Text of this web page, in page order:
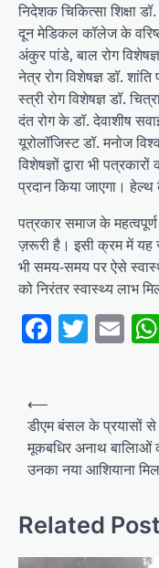
निदेशक चिकित्सा शिक्षा
दून मेडिकल कॉलेज के
अंकुर पांडे, बाल रोग
नेत्र रोग विशेषज्ञ डॉ.
स्त्री रोग विशेषज्ञ डॉ.
दंत रोग के डॉ. देवाशीष
यूरोलॉजिस्ट डॉ. मनोज
विशेषज्ञों द्वारा भी
प्रदान किया जाएगा।
पत्रकार समाज के
ज़रूरी है। इसी क्रम में यह
भी समय-समय पर ऐसे
को निरंतर स्वास्थ्य लाभ
Post
navigation
⟵
डीएम बंसल के प्रयासों
मूकबधिर अनाथ बालिाओं
उनका नया आशियाना
Related